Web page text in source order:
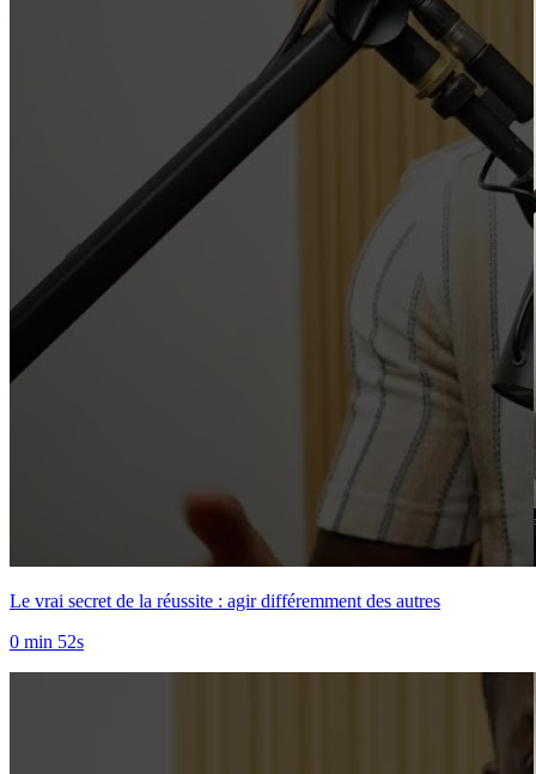
Le vrai secret de la réussite : agir différemment des autres
0 min 52s